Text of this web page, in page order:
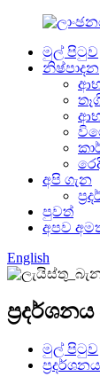
මුල් පිටුව
නිෂ්පාදන
අපි ගැන
පුවත්
අපව
English
මුල් පිටුව